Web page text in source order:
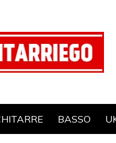
BASSO